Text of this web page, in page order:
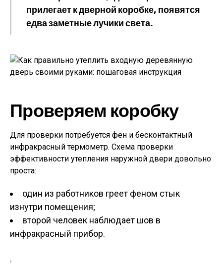
прилегает к дверной коробке, появятся
едва заметные лучики света.
Проверяем коробку
Для проверки потребуется фен и бесконтактный
инфракрасный термометр. Схема проверки
эффективности утепления наружной двери довольно
проста:
один из работников греет феном стык
изнутри помещения;
второй человек наблюдает шов в
инфракрасный прибор.